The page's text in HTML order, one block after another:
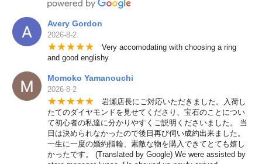
Avery Gordon
2026-8-2
★★★★★ Very accomodating with choosing a ring
and good englishy
Momoko Yamanouchi
2026-8-2
★★★★★ 岩瀬店長にご対応いただきました。入荷し
たてのダイヤモンドを見せてくださり、宝石のことについ
て初心者の私達に分かりやすくご説明くださいました。 当
日は決められなかったので後日再び伺い成約出来ました。
一生に一度の婚約指輪、素敵な物を購入できてとても嬉し
かったです。 (Translated by Google) We were assisted by